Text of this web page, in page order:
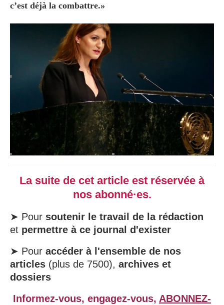
c’est déjà la combattre.»
La suite de cet article est réservée à
nos abonné·es.
➤ Pour soutenir le travail de la rédaction
et permettre à ce journal d'exister
➤ Pour accéder à l'ensemble de nos
articles (plus de 7500), archives et
dossiers
Informez-vous, engagez-vous, ABONNEZ-